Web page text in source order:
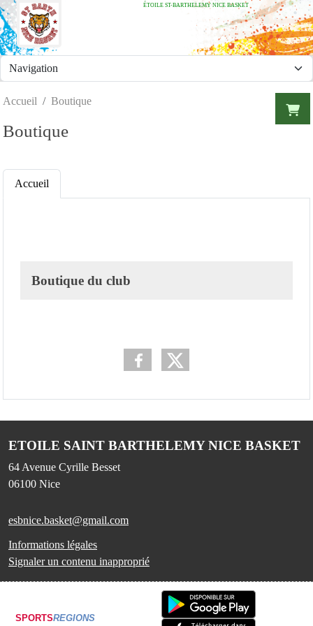
ÉTOILE ST-BARTHELEMY NICE BASKET
Accueil Boutique
Boutique
Accueil
Boutique du club
ETOILE SAINT BARTHELEMY NICE BASKET
64 Avenue Cyrille Besset
06100 Nice
esbnice.basket@gmail.com
Informations légales
Signaler un contenu inapproprié
SPORTSREGIONS
Panneau de gestion des cookies